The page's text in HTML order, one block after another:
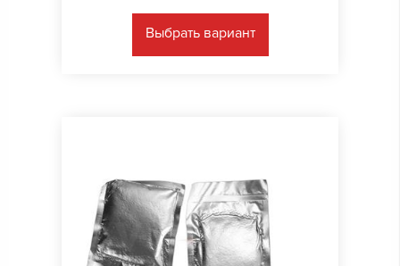
Выбрать вариант